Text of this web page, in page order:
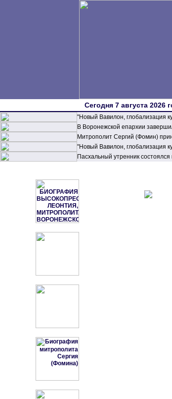
Сегодня 7 августа
"Новый Вавилон, глобализация
В Воронежской епархии
Митрополит Сергий (Фомин)
"Новый Вавилон, глобализация
Пасхальный утренник